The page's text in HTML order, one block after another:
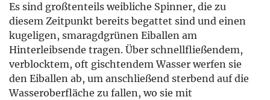
Es sind großtenteils weibliche Spinner, die zu
diesem Zeitpunkt bereits begattet sind und einen
kugeligen, smaragdgrünen Eiballen am
Hinterleibsende tragen. Über schnellfließendem,
verblocktem, oft gischtendem Wasser werfen sie
den Eiballen ab, um anschließend sterbend auf die
Wasseroberfläche zu fallen, wo sie mit